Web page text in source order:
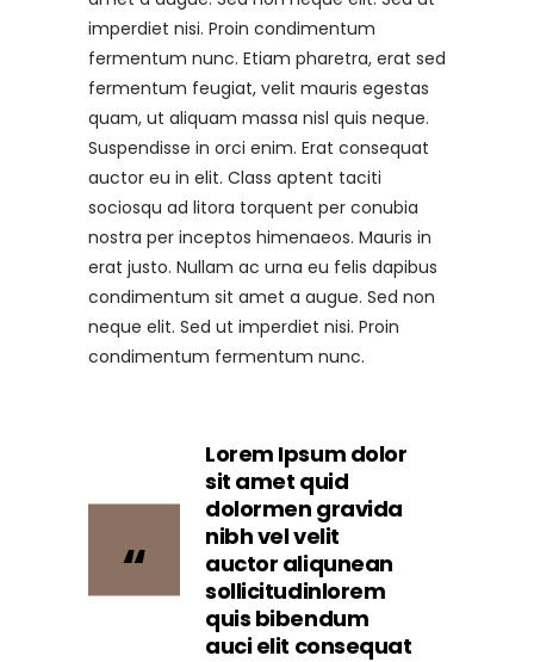
imperdiet nisi. Proin condimentum
fermentum nunc. Etiam pharetra, erat sed
fermentum feugiat, velit mauris egestas
quam, ut aliquam massa nisl quis neque.
Suspendisse in orci enim. Erat consequat
auctor eu in elit. Class aptent taciti
sociosqu ad litora torquent per conubia
nostra per inceptos himenaeos. Mauris in
erat justo. Nullam ac urna eu felis dapibus
condimentum sit amet a augue. Sed non
neque elit. Sed ut imperdiet nisi. Proin
condimentum fermentum nunc.
Lorem Ipsum dolor
sit amet quid
dolormen gravida
nibh vel velit
auctor aliqunean
sollicitudinlorem
quis bibendum
auci elit consequat